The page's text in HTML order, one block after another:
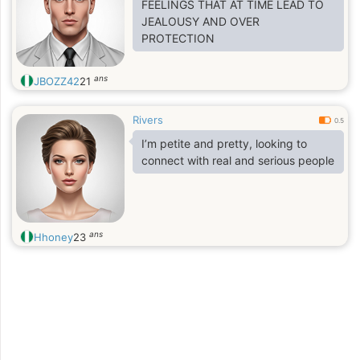
FEELINGS THAT AT TIME LEAD TO
JEALOUSY AND OVER
PROTECTION
JBOZZ4221 ans
Rivers 0.5
I’m petite and pretty, looking to
connect with real and serious people
Hhoney23 ans